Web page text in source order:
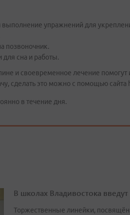
выполнение упражнений для
позвоночник.
сна и работы.
и своевременное лечение
сделать это можно с помощью
в течение дня.
В школах Владивостока
Торжественные линейки,